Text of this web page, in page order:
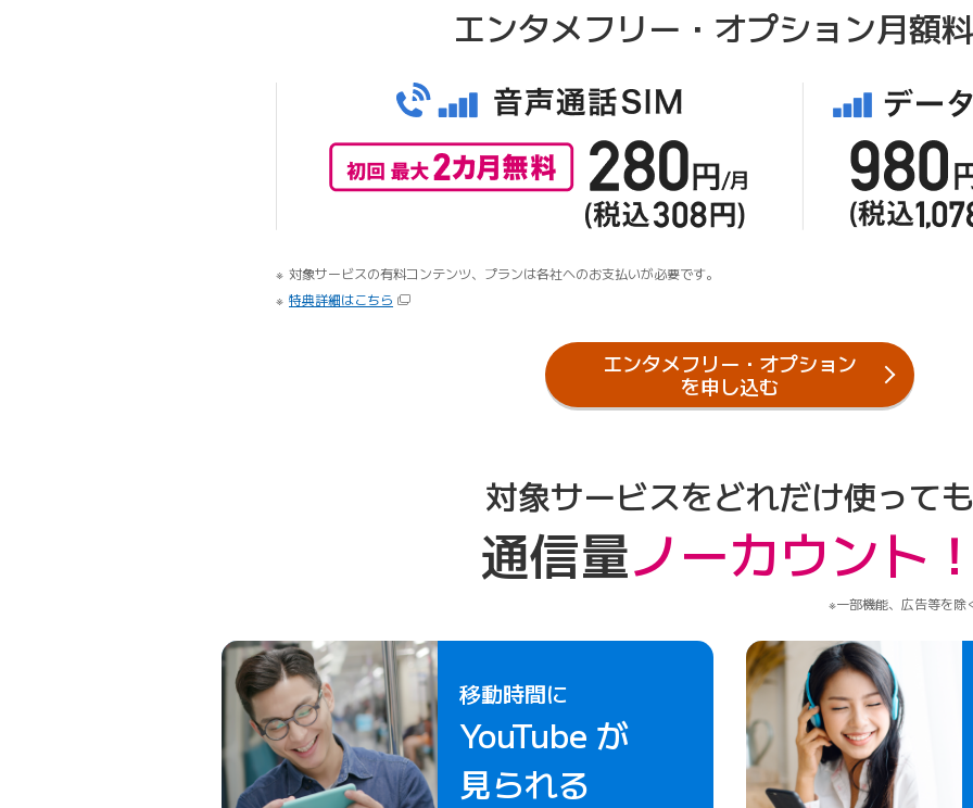
エンタメフリー・オプション月額
対象サービスの有料コンテンツ、プランは各社へのお支払いが必要です。
特典詳細はこちら
エンタメフリー・オプション
を申し込む
対象サービスをどれだけ使っても
通信量ノーカウント
一部機能、広告等を除
移動時間に
YouTube が
見られる